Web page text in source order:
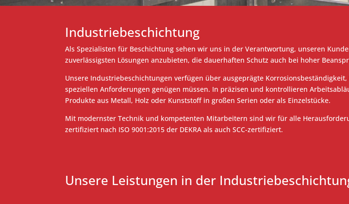
Industriebeschichtung
Als Spezialisten für Beschichtung sehen wir uns in der Verantwortung, unseren
zuverlässigsten Lösungen anzubieten, die dauerhaften Schutz auch bei hoher
Unsere Industriebeschichtungen verfügen über ausgeprägte
speziellen Anforderungen genügen müssen. In präzisen und kontrollieren
Produkte aus Metall, Holz oder Kunststoff in großen Serien oder als Einzelstücke.
Mit modernster Technik und kompetenten Mitarbeitern sind wir für alle
zertifiziert nach ISO 9001:2015 der DEKRA als auch SCC-zertifiziert.
Unsere Leistungen in der